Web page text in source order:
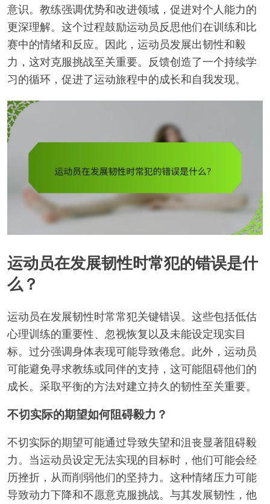
意识。教练强调优势和改进领域，促进对个人能力的
更深理解。这个过程鼓励运动员反思他们在训练和比
赛中的情绪和反应。因此，运动员发展出韧性和毅
力，这对克服挑战至关重要。反馈创造了一个持续学
习的循环，促进了运动旅程中的成长和自我发现。
运动员在发展韧性时常犯的错误是什
么？
运动员在发展韧性时常常犯关键错误。这些包括低估
心理训练的重要性、忽视恢复以及未能设定现实目
标。过分强调身体表现可能导致倦怠。此外，运动员
可能避免寻求教练或同伴的支持，这可能阻碍他们的
成长。采取平衡的方法对建立持久的韧性至关重要。
不切实际的期望如何阻碍毅力？
不切实际的期望可能通过导致失望和沮丧显著阻碍毅
力。当运动员设定无法实现的目标时，他们可能会经
历挫折，从而削弱他们的坚持力。这种情绪压力可能
导致动力下降和不愿意克服挑战。与其发展韧性，他